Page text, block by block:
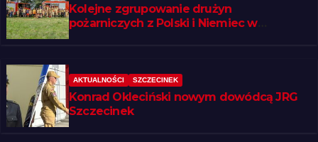
Kolejne zgrupowanie drużyn
pożarniczych z Polski i Niemiec w
AKTUALNOŚCI SZCZECINEK
Konrad Okleciński nowym dowódcą JRG
Szczecinek